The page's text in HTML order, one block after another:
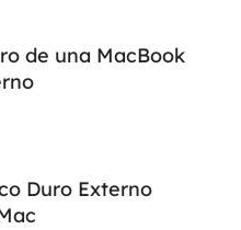
de una MacBook
Duro Externo